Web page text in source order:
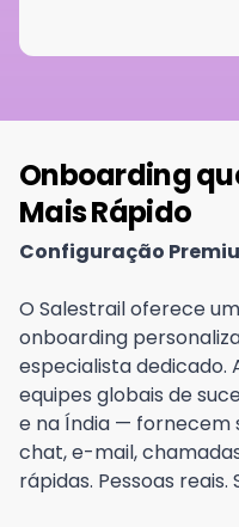
Onboarding
Mais Rápido
Configuração
O Salestrail oferece
onboarding
especialista dedicado.
equipes globais de
e na Índia —
chat, e-mail,
rápidas. Pessoas